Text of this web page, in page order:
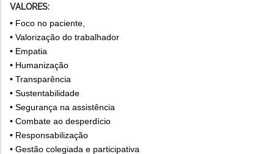
VALORES:
• Foco no paciente,
• Valorização do trabalhador
• Empatia
• Humanização
• Transparência
• Sustentabilidade
• Segurança na assistência
• Combate ao desperdício
• Responsabilização
• Gestão colegiada e participativa